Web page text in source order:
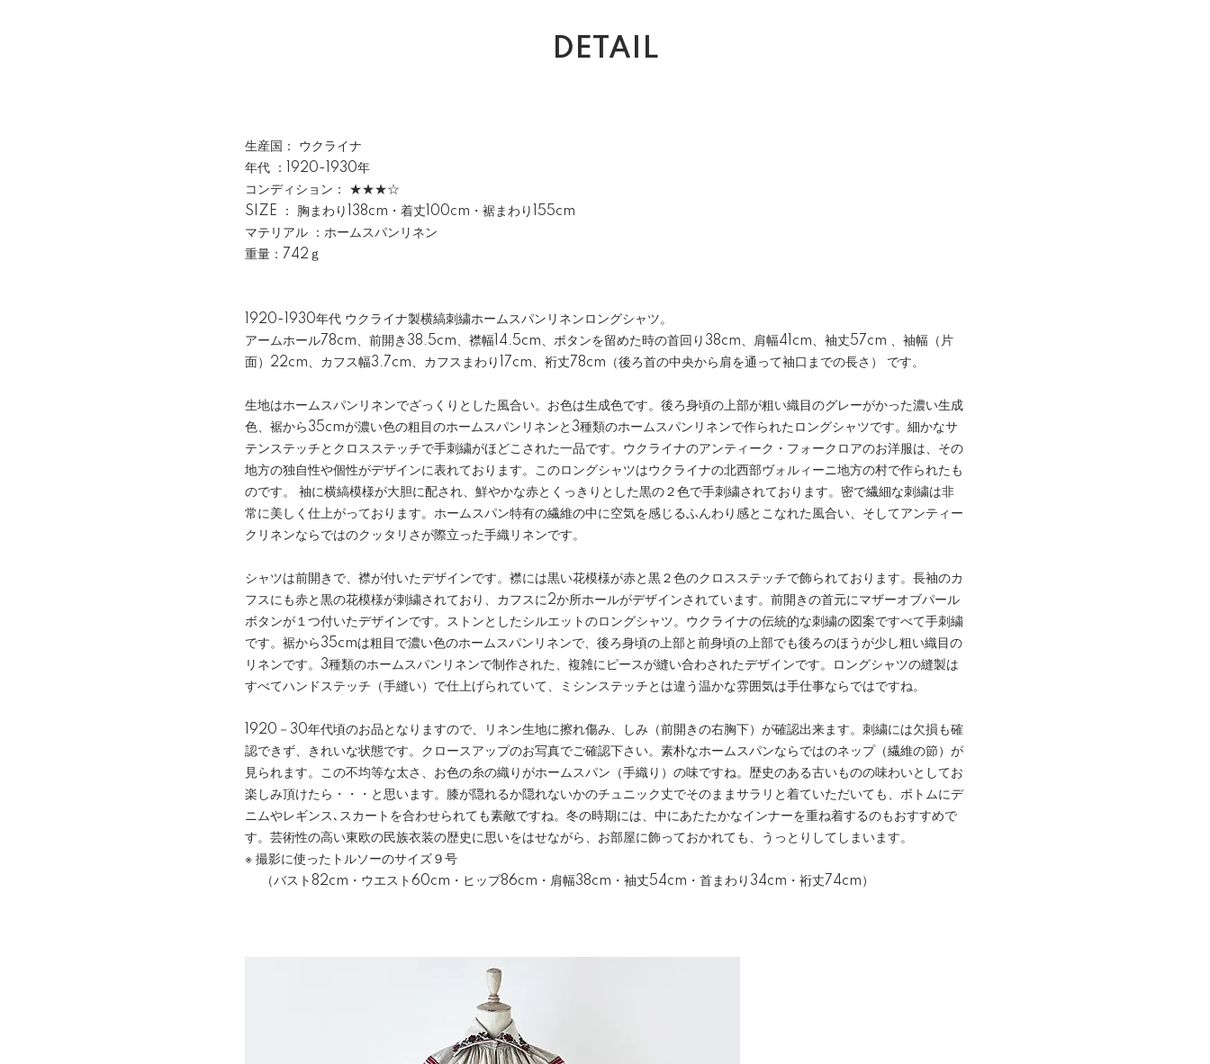
DETAIL
生産国： ウクライナ
年代 ：1920-1930年
コンディション： ★★★☆
SIZE ： 胸まわり138cm・着丈100cm・裾まわり155cm
マテリアル ：ホームスパンリネン
重量：742ｇ
1920-1930年代 ウクライナ製横縞刺繍ホームスパンリネンロングシャツ。
アームホール78cm、前開き38.5cm、襟幅14.5cm、ボタンを留めた時の首回り38cm、肩幅41cm、袖丈57cm 、袖幅（片
面）22cm、カフス幅3.7cm、カフスまわり17cm、裄丈78cm（後ろ首の中央から肩を通って袖口までの長さ） です。
生地はホームスパンリネンでざっくりとした風合い。お色は生成色です。後ろ身頃の上部が粗い織目のグレーがかった濃い生成
色、裾から35cmが濃い色の粗目のホームスパンリネンと3種類のホームスパンリネンで作られたロングシャツです。細かなサ
テンステッチとクロスステッチで手刺繍がほどこされた一品です。ウクライナのアンティーク・フォークロアのお洋服は、その
地方の独自性や個性がデザインに表れております。このロングシャツはウクライナの北西部ヴォルィーニ地方の村で作られたも
のです。 袖に横縞模様が大胆に配され、鮮やかな赤とくっきりとした黒の２色で手刺繍されております。密で繊細な刺繍は非
常に美しく仕上がっております。ホームスパン特有の繊維の中に空気を感じるふんわり感とこなれた風合い、そしてアンティー
クリネンならではのクッタリさが際立った手織リネンです。
シャツは前開きで、襟が付いたデザインです。襟には黒い花模様が赤と黒２色のクロスステッチで飾られております。長袖のカ
フスにも赤と黒の花模様が刺繍されており、カフスに2か所ホールがデザインされています。前開きの首元にマザーオブパール
ボタンが１つ付いたデザインです。ストンとしたシルエットのロングシャツ。ウクライナの伝統的な刺繍の図案ですべて手刺繍
です。裾から35cmは粗目で濃い色のホームスパンリネンで、後ろ身頃の上部と前身頃の上部でも後ろのほうが少し粗い織目の
リネンです。3種類のホームスパンリネンで制作された、複雑にピースが縫い合わされたデザインです。ロングシャツの縫製は
すべてハンドステッチ（手縫い）で仕上げられていて、ミシンステッチとは違う温かな雰囲気は手仕事ならではですね。
1920－30年代頃のお品となりますので、リネン生地に擦れ傷み、しみ（前開きの右胸下）が確認出来ます。刺繍には欠損も確
認できず、きれいな状態です。クロースアップのお写真でご確認下さい。素朴なホームスパンならではのネップ（繊維の節）が
見られます。この不均等な太さ、お色の糸の織りがホームスパン（手織り）の味ですね。歴史のある古いものの味わいとしてお
楽しみ頂けたら・・・と思います。膝が隠れるか隠れないかのチュニック丈でそのままサラリと着ていただいても、ボトムにデ
ニムやレギンス､スカートを合わせられても素敵ですね。冬の時期には、中にあたたかなインナーを重ね着するのもおすすめで
す。芸術性の高い東欧の民族衣装の歴史に思いをはせながら、お部屋に飾っておかれても、うっとりしてしまいます。
※ 撮影に使ったトルソーのサイズ９号
（バスト82cm・ウエスト60cm・ヒップ86cm・肩幅38cm・袖丈54cm・首まわり34cm・裄丈74cm）